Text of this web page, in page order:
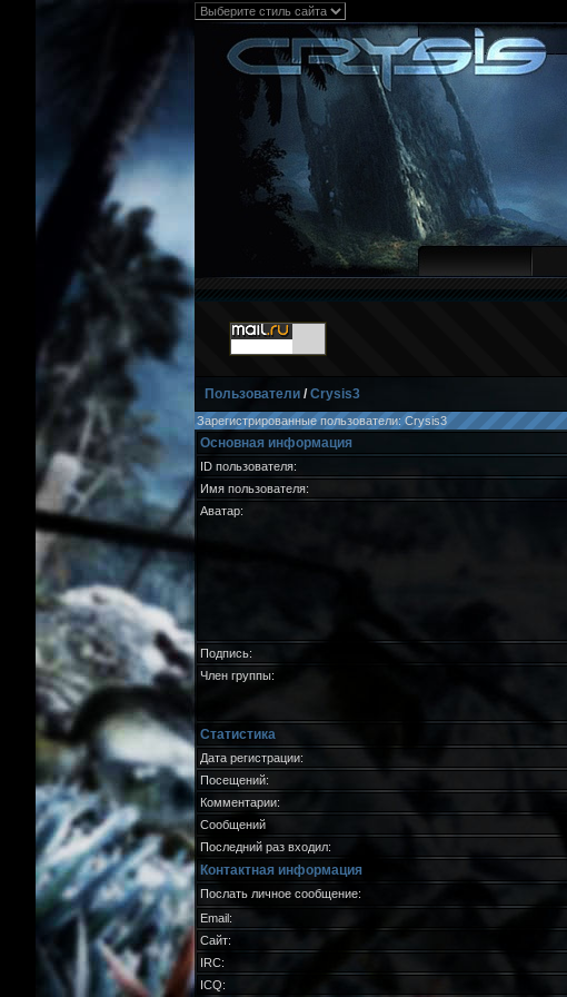
Пользователи/Crysis3
Зарегистрированные пользователи: Crysis3
Основная информация
ID пользователя:
Имя пользователя:
Аватар:
Подпись:
Член группы:
Статистика
Дата регистрации:
Посещений:
Комментарии:
Сообщений
Последний раз входил:
Контактная информация
Послать личное сообщение:
Email:
Сайт:
IRC:
ICQ: